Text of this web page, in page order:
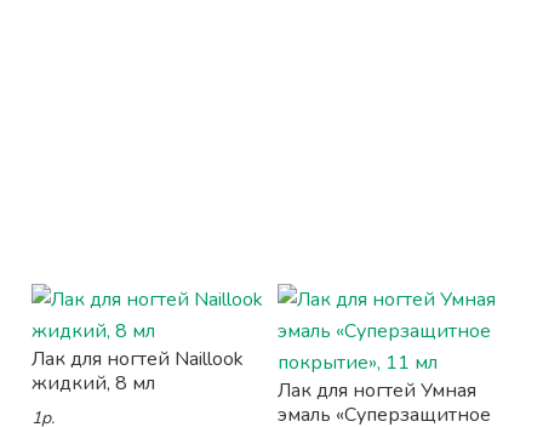
Лак для ногтей Naillook
жидкий, 8 мл
1р.
Лак для ногтей Умная
эмаль «Суперзащитное